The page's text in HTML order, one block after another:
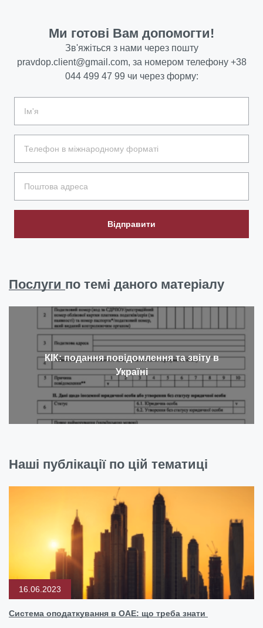
Ми готові Вам допомогти!
Зв'яжіться з нами через пошту
pravdop.client@gmail.com, за номером телефону +38
044 499 47 99 чи через форму:
Відправити
Послуги по темі даного матеріалу
КІК: подання повідомлення та звіту в
Україні
Наші публікації по цій тематиці
16.06.2023
Система оподаткування в ОАЕ: що треба знати